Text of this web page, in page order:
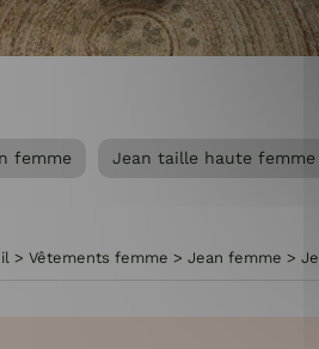
femme Jean taille haute femme
> Vêtements femme > Jean femme >